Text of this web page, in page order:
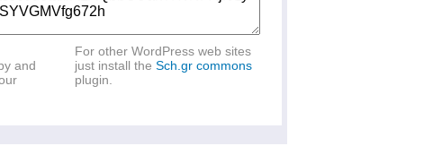
and
For other WordPress web sites
just install the Sch.gr commons
plugin.